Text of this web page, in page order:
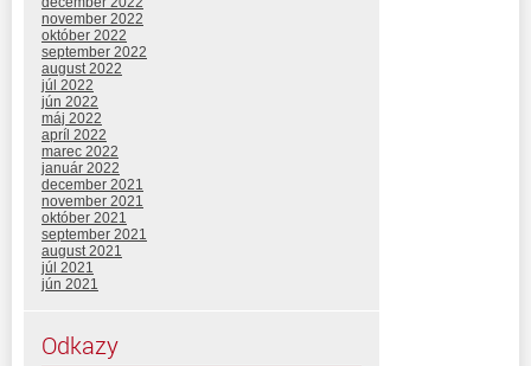
november 2022
október 2022
september 2022
august 2022
júl 2022
jún 2022
máj 2022
apríl 2022
marec 2022
január 2022
december 2021
november 2021
október 2021
september 2021
august 2021
júl 2021
jún 2021
Odkazy